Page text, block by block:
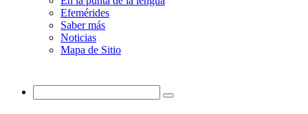
Efemérides
Saber más
Noticias
Mapa de Sitio